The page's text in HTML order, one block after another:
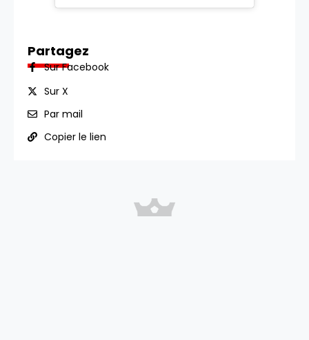
Partagez
Sur Facebook
Sur X
Par mail
Copier le lien